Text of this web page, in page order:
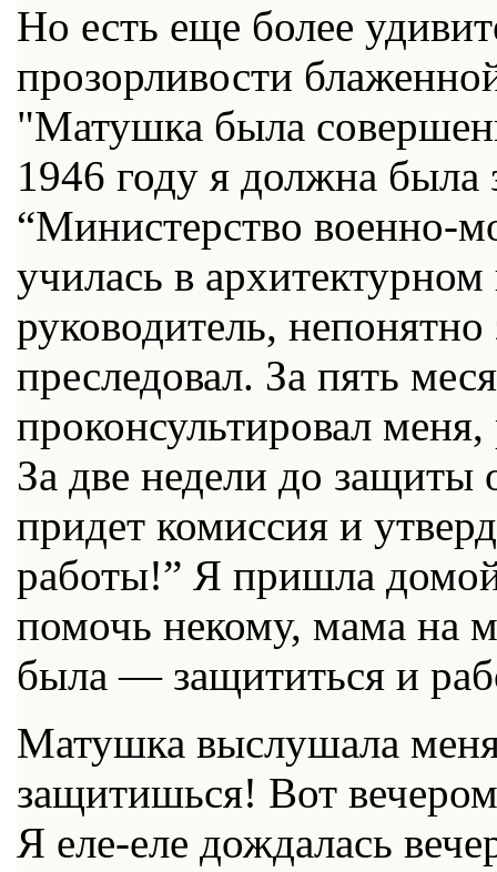
Но есть еще более
прозорливости
"Матушка была
1946 году я должна
“Министерство военно-
училась в
руководитель,
преследовал. За пять
проконсультировал
За две недели до защиты
придет комиссия и
работы!” Я пришла
помочь некому, мама на
была — защититься и
Матушка выслушала
защитишься! Вот
Я еле-еле дождалась